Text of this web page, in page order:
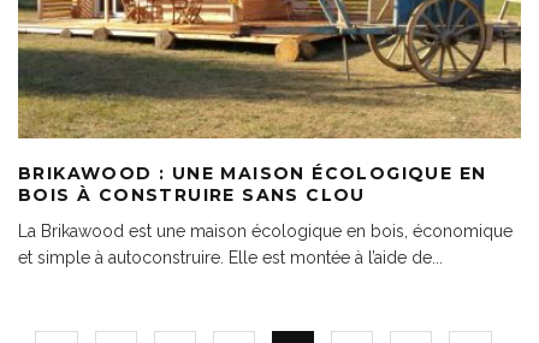
BRIKAWOOD : UNE MAISON ÉCOLOGIQUE EN
BOIS À CONSTRUIRE SANS CLOU
La Brikawood est une maison écologique en bois, économique
et simple à autoconstruire. Elle est montée à l’aide de